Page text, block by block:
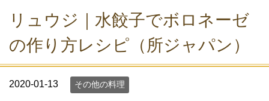
リュウジ｜水餃子でボロネーゼ
の作り方レシピ（所ジャパン）
2020-01-13 その他の料理